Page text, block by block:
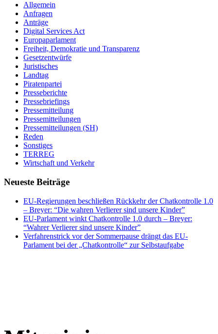
Allgemein
Anfragen
Anträge
Digital Services Act
Europaparlament
Freiheit, Demokratie und Transparenz
Gesetzentwürfe
Juristisches
Landtag
Piratenpartei
Presseberichte
Pressebriefings
Pressemitteilung
Pressemitteilungen
Pressemitteilungen (SH)
Reden
Sonstiges
TERREG
Wirtschaft und Verkehr
Neueste Beiträge
EU-Regierungen beschließen Rückkehr der Chatkontrolle 1.0
– Breyer: “Die wahren Verlierer sind unsere Kinder”
EU-Parlament winkt Chatkontrolle 1.0 durch – Breyer:
“Wahrer Verlierer sind unsere Kinder”
Verfahrenstrick vor der Sommerpause drängt das EU-
Parlament bei der „Chatkontrolle“ zur Selbstaufgabe